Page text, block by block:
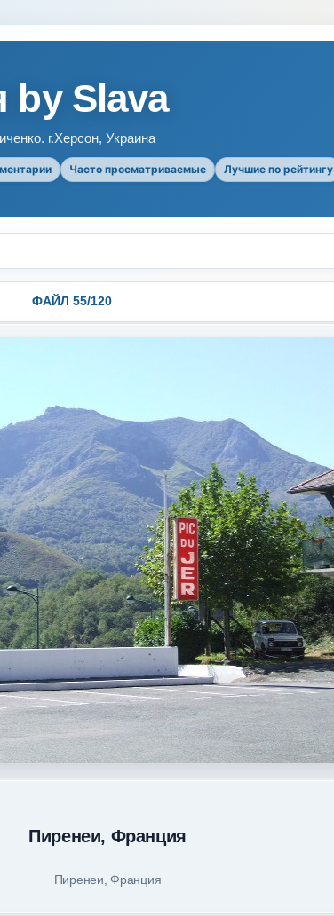
by Slava
г.Херсон, Украина
Часто просматриваемые Лучшие по рейтингу
ФАЙЛ 55/120
Пиренеи, Франция
Пиренеи, Франция